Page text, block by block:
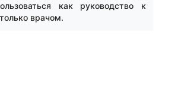
как руководство к
врачом.